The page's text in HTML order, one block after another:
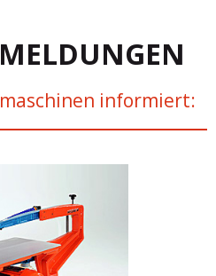
informiert: